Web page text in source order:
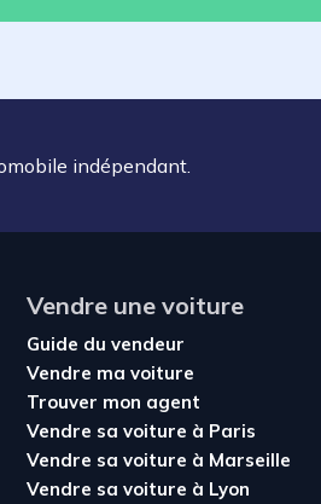
indépendant.
Vendre une voiture
Guide du vendeur
Vendre ma voiture
Trouver mon agent
Vendre sa voiture à Paris
Vendre sa voiture à Marseille
Vendre sa voiture à Lyon